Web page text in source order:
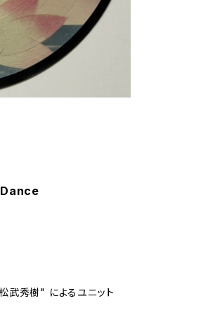
武秀樹" によるユニット